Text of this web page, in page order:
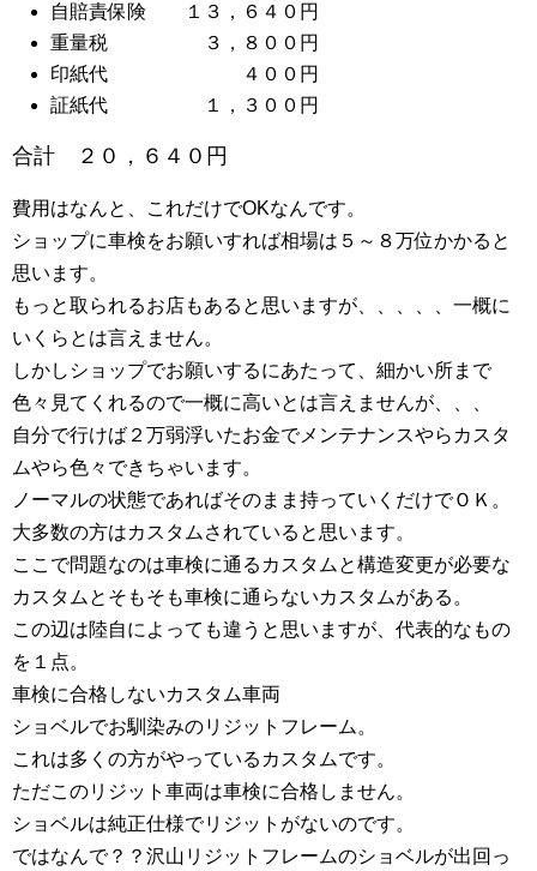
自賠責保険 １３，６４０円
重量税 ３，８００円
印紙代 ４００円
証紙代 １，３００円
合計 ２０，６４０円
費用はなんと、これだけでOKなんです。
ショップに車検をお願いすれば相場は５～８万位かかると
思います。
もっと取られるお店もあると思いますが、、、、、一概に
いくらとは言えません。
しかしショップでお願いするにあたって、細かい所まで
色々見てくれるので一概に高いとは言えませんが、、、
自分で行けば２万弱浮いたお金でメンテナンスやらカスタ
ムやら色々できちゃいます。
ノーマルの状態であればそのまま持っていくだけでＯＫ。
大多数の方はカスタムされていると思います。
ここで問題なのは車検に通るカスタムと構造変更が必要な
カスタムとそもそも車検に通らないカスタムがある。
この辺は陸自によっても違うと思いますが、代表的なもの
を１点。
車検に合格しないカスタム車両
ショベルでお馴染みのリジットフレーム。
これは多くの方がやっているカスタムです。
ただこのリジット車両は車検に合格しません。
ショベルは純正仕様でリジットがないのです。
ではなんで？？沢山リジットフレームのショベルが出回っ